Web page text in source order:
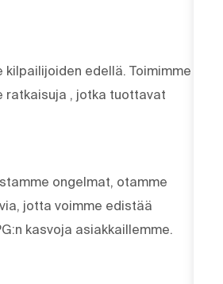
edellä. Toimimme
ratkaisuja , jotka tuottavat
ongelmat, otamme
jotta voimme edistää
kasvoja asiakkaillemme.